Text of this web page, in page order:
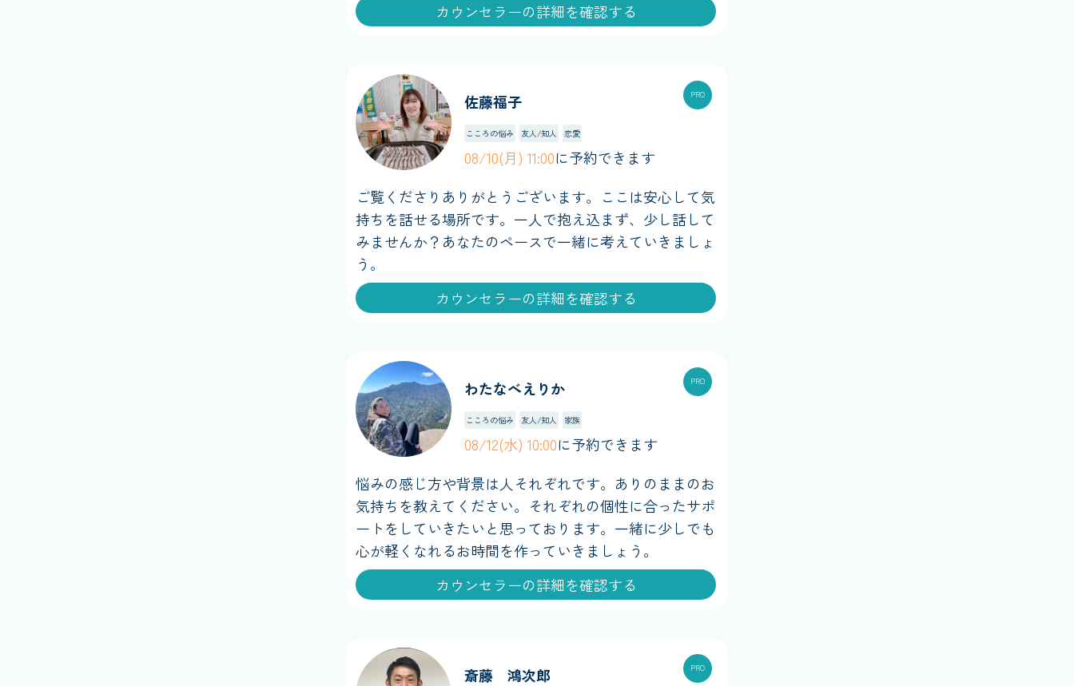
カウンセラーの詳細を確認する
佐藤福子
こころの悩み 友人/知人 恋愛
08/10(月) 11:00に予約できます
ご覧くださりありがとうございます。ここは安心して気
持ちを話せる場所です。一人で抱え込まず、少し話して
みませんか？あなたのペースで一緒に考えていきましょ
う。
カウンセラーの詳細を確認する
わたなべえりか
こころの悩み 友人/知人 家族
08/12(水) 10:00に予約できます
悩みの感じ方や背景は人それぞれです。ありのままのお
気持ちを教えてください。それぞれの個性に合ったサポ
ートをしていきたいと思っております。一緒に少しでも
心が軽くなれるお時間を作っていきましょう。
カウンセラーの詳細を確認する
斎藤 鴻次郎